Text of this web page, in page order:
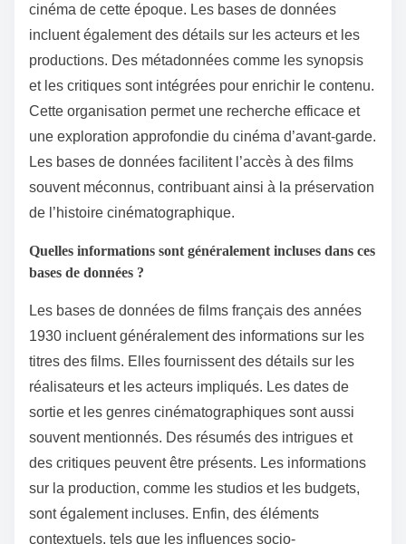
cinéma de cette époque. Les bases de données
incluent également des détails sur les acteurs et les
productions. Des métadonnées comme les synopsis
et les critiques sont intégrées pour enrichir le contenu.
Cette organisation permet une recherche efficace et
une exploration approfondie du cinéma d’avant-garde.
Les bases de données facilitent l’accès à des films
souvent méconnus, contribuant ainsi à la préservation
de l’histoire cinématographique.
Quelles informations sont généralement incluses dans ces
bases de données ?
Les bases de données de films français des années
1930 incluent généralement des informations sur les
titres des films. Elles fournissent des détails sur les
réalisateurs et les acteurs impliqués. Les dates de
sortie et les genres cinématographiques sont aussi
souvent mentionnés. Des résumés des intrigues et
des critiques peuvent être présents. Les informations
sur la production, comme les studios et les budgets,
sont également incluses. Enfin, des éléments
contextuels, tels que les influences socio-